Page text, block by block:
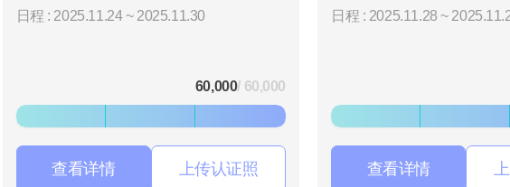
日程 : 2025.11.24 ~ 2025.11.30
60,000/ 60,000
查看详情 上传认证照
日程 : 2025.11.28 ~
查看详情